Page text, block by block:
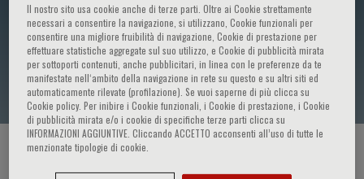
Oriana Nanni
HOME PAGE / CORSI ED EVENTI
Il nostro sito usa cookie anche di terze parti. Oltre ai Cookie strettamente
necessari a consentire la navigazione, si utilizzano, Cookie funzionali per
consentire una migliore fruibilità di navigazione, Cookie di prestazione per
effettuare statistiche aggregate sul suo utilizzo, e Cookie di pubblicità mirata
per sottoporti contenuti, anche pubblicitari, in linea con le preferenze da te
manifestate nell‘ambito della navigazione in rete su questo e su altri siti ed
automaticamente rilevate (profilazione). Se vuoi saperne di più clicca su
Cookie policy. Per inibire i Cookie funzionali, i Cookie di prestazione, i Cookie
di pubblicità mirata e/o i cookie di specifiche terze parti clicca su
INFORMAZIONI AGGIUNTIVE. Cliccando ACCETTO acconsenti all’uso di tutte le
menzionate tipologie di cookie.